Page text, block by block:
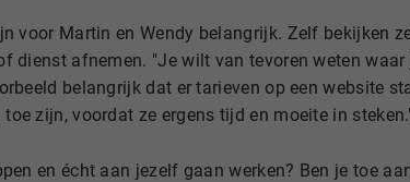
voor Martin en Wendy belangrijk. Zelf bekijken
dienst afnemen. "Je wilt van tevoren weten
belangrijk dat er tarieven op een website
zijn, voordat ze ergens tijd en moeite in
en écht aan jezelf gaan werken? Ben je toe